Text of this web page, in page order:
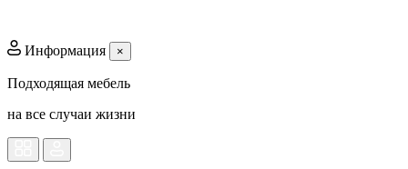
Информация ×
Подходящая мебель
на все случаи жизни